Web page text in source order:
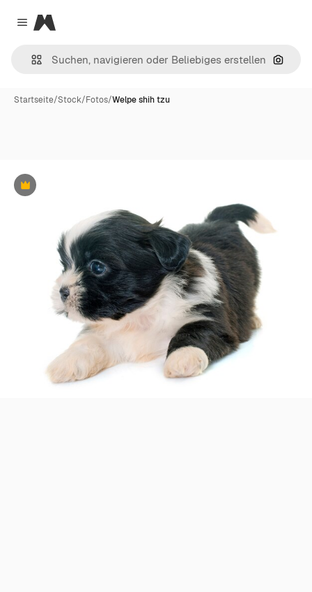
Close menu
Magnific
Nach
Startseite/Stock/Fotos/Welpe shih tzu
Premium